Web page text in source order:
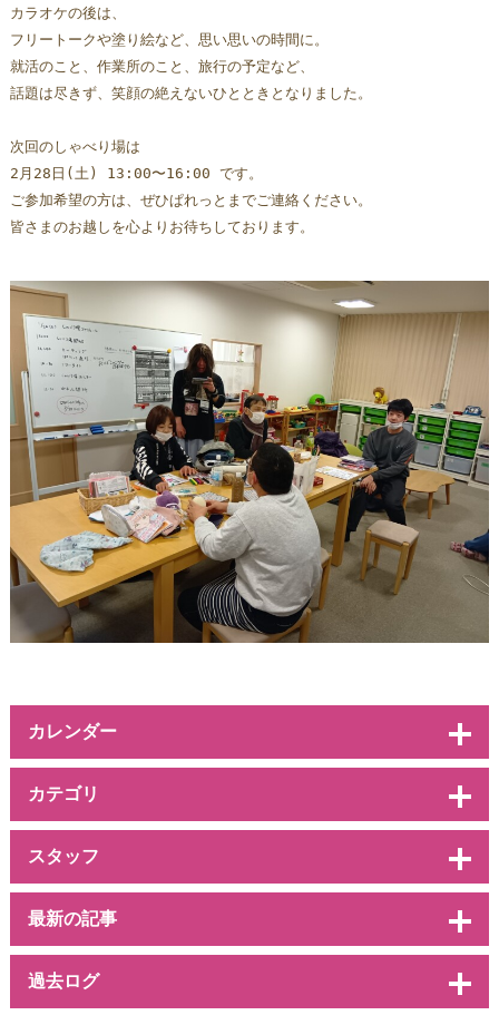
カラオケの後は、
フリートークや塗り絵など、思い思いの時間に。
就活のこと、作業所のこと、旅行の予定など、
話題は尽きず、笑顔の絶えないひとときとなりました。
次回のしゃべり場は
2月28日(土) 13:00〜16:00 です。
ご参加希望の方は、ぜひぱれっとまでご連絡ください。
皆さまのお越しを心よりお待ちしております。
カレンダー
カテゴリ
スタッフ
最新の記事
過去ログ